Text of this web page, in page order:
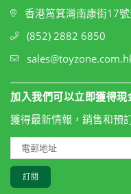
香港筲箕灣南康街17
(852) 2882 6850
加入我們可以立即獲得現
獲得最新情報，銷售和預
訂閱